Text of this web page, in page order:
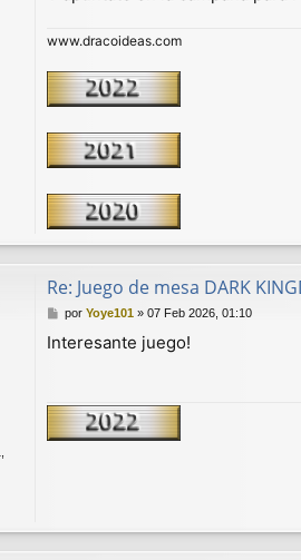
www.dracoideas.com
Re: Juego de mesa DARK
M
n
e
por Yoye101» 07 Feb 2026, 01:10
Interesante juego!